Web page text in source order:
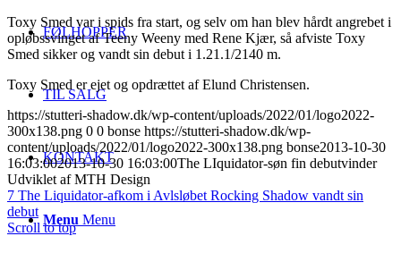
FØLHOPPER
TIL SALG
KONTAKT
Menu Menu
Toxy Smed var i spids fra start, og selv om han blev hårdt angrebet i
opløbssvinget af Teeny Weeny med Rene Kjær, så afviste Toxy
Smed sikker og vandt sin debut i 1.21.1/2140 m.
Toxy Smed er ejet og opdrættet af Elund Christensen.
https://stutteri-shadow.dk/wp-content/uploads/2022/01/logo2022-
300x138.png 0 0 bonse https://stutteri-shadow.dk/wp-
content/uploads/2022/01/logo2022-300x138.png bonse2013-10-30
16:03:002013-10-30 16:03:00The LIquidator-søn fin debutvinder
Udviklet af MTH Design
7 The Liquidator-afkom i Avlsløbet Rocking Shadow vandt sin
debut
Scroll to top